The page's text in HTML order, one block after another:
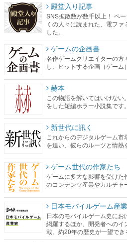
殿堂入り記事
SNS拡散数が数千以上！ ペ
くの人々に読まれた、電ファ
した。
ゲームの企画書
名作ゲームクリエイターの方
し、ヒットする企画（ゲーム
赫本
この物語を解いてはいけな
をした短編ホラー小説集です。
新世代に訊く
これからのデジタルゲーム
を追い、彼らのルーツと情熱
ゲーム世代の作家たち
ゲームに多大な影響を受け
のコンテンツ産業やカルチャ
日本モバイルゲーム産
日本のモバイルゲーム史に
網羅するほか、開発者への
載。約20年の歴史が一望でき